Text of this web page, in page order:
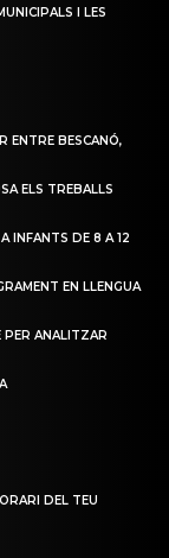
I LES
ENTRE BESCANÓ,
ELS TREBALLS
INFANTS DE 8 A 12
EN LLENGUA
PER ANALITZAR
DEL TEU